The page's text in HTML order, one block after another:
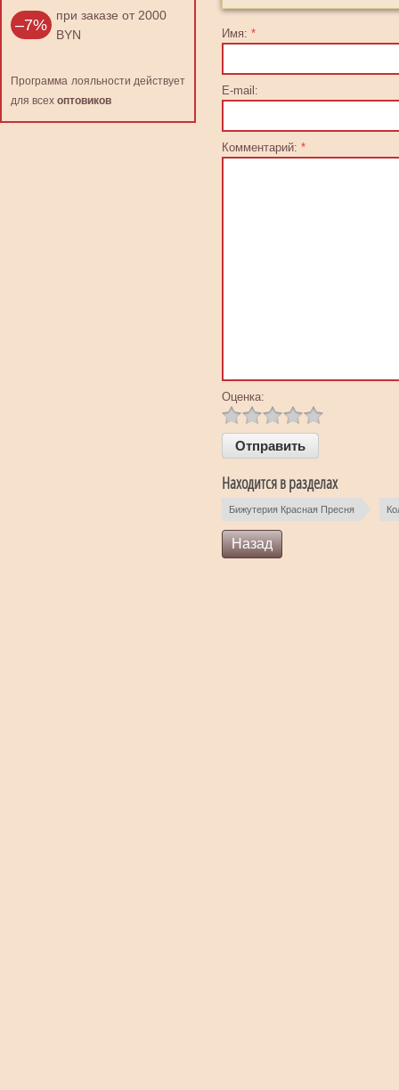
Имя: *
E-mail:
Комментарий: *
Оценка:
Находится в разделах
Бижутерия Красная Пресня
Назад
–7%
при заказе от 2000
BYN
Программа лояльности действует
для всех оптовиков